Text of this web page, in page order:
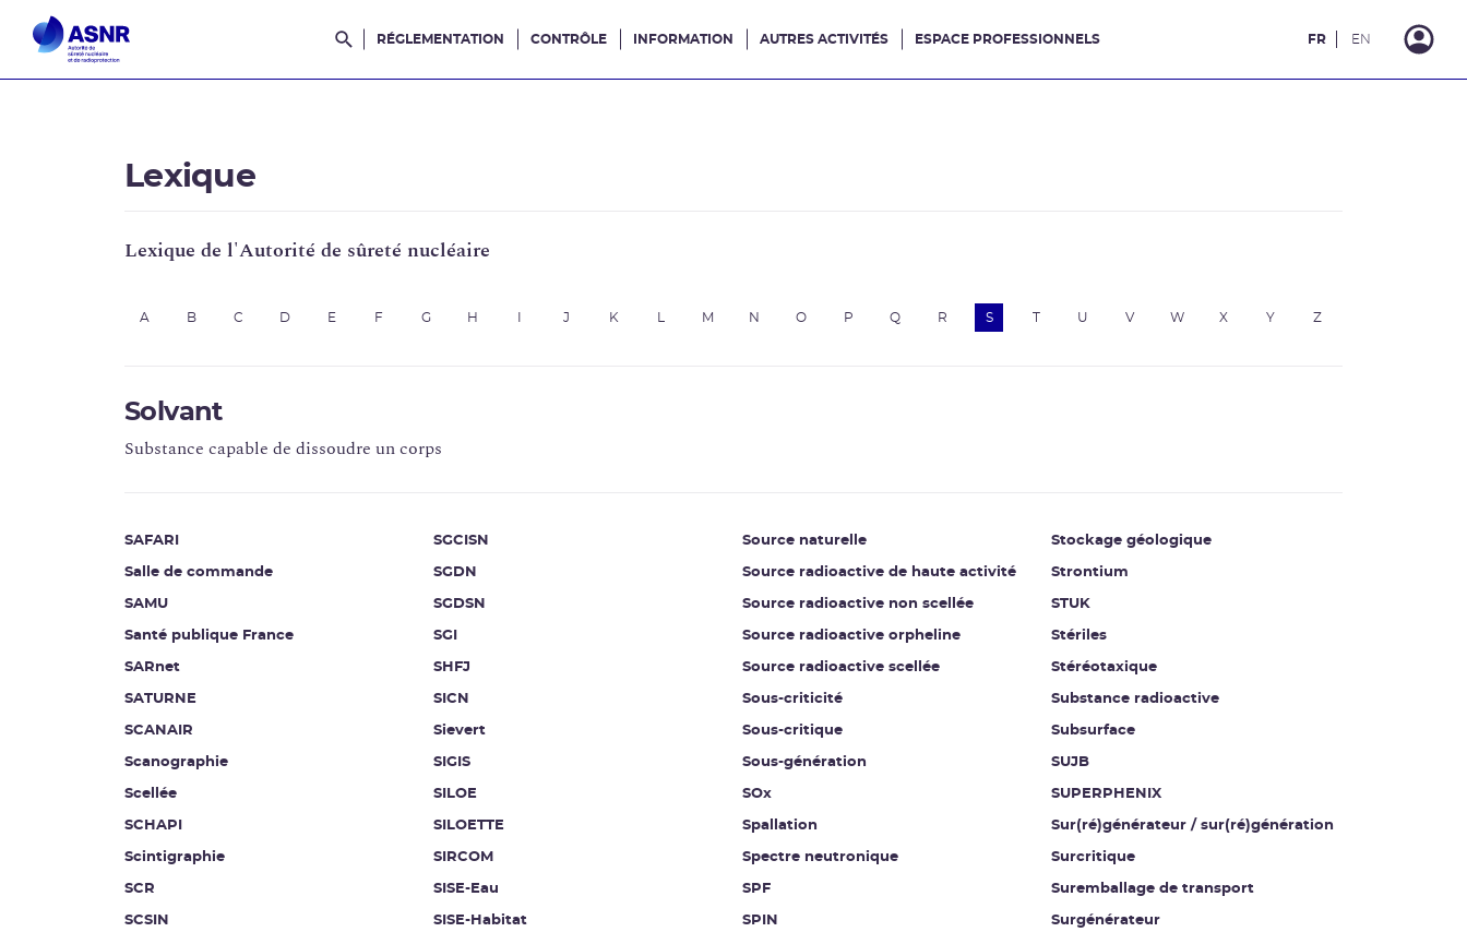
Rechercher dans le site
RÉGLEMENTATION CONTRÔLE INFORMATION AUTRES ACTIVITÉS ESPACE PROFESSIONNELS FR EN
Lexique
Lexique de l'Autorité de sûreté nucléaire
A B C D E F G H J K M N O P Q R S T U V W X Y Z
Solvant
Substance capable de dissoudre un corps
SAFARI
Salle de commande
SAMU
Santé publique France
SARnet
SATURNE
SCANAIR
Scanographie
Scellée
SCHAPI
Scintigraphie
SCR
SCSIN
SGCISN
SGDN
SGDSN
SGI
SHFJ
SICN
Sievert
SIGIS
SILOE
SILOETTE
SIRCOM
SISE-Eau
SISE-Habitat
Source naturelle
Source radioactive de haute activité
Source radioactive non scellée
Source radioactive orpheline
Source radioactive scellée
Sous-criticité
Sous-critique
Sous-génération
SOx
Spallation
Spectre neutronique
SPF
SPIN
Stockage géologique
Strontium
STUK
Stériles
Stéréotaxique
Substance radioactive
Subsurface
SUJB
SUPERPHENIX
Sur(ré)générateur / sur(ré)génération
Surcritique
Suremballage de transport
Surgénérateur